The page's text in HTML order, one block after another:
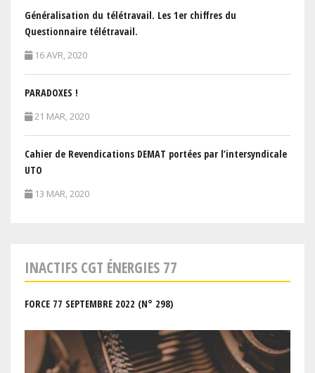
Généralisation du télétravail. Les 1er chiffres du
Questionnaire télétravail.
16 AVR, 2020
PARADOXES !
21 MAR, 2020
Cahier de Revendications DEMAT portées par l’intersyndicale
UTO
13 MAR, 2020
INACTIFS CGT ÉNERGIES 77
FORCE 77 SEPTEMBRE 2022 (N° 298)